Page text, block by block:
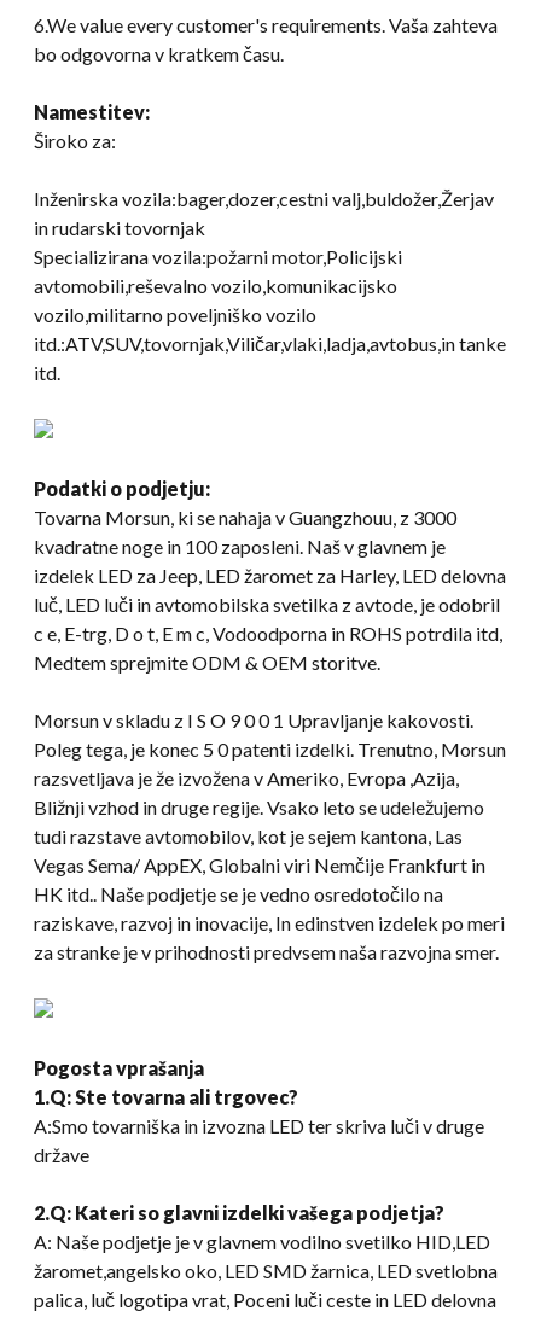
6.We value every customer's requirements . Vaša zahteva
bo odgovorna v kratkem času.
Namestitev:
Široko za:
Inženirska vozila:bager,dozer,cestni valj,buldožer,Žerjav
in rudarski tovornjak
Specializirana vozila:požarni motor,Policijski
avtomobili,reševalno vozilo,komunikacijsko
vozilo,militarno poveljniško vozilo
itd.:ATV,SUV,tovornjak,Viličar,vlaki,ladja,avtobus,in tanke
itd.
Podatki o podjetju:
Tovarna Morsun, ki se nahaja v Guangzhouu, z 3000
kvadratne noge in 100 zaposleni. Naš v glavnem je
izdelek LED za Jeep, LED žaromet za Harley, LED delovna
luč, LED luči in avtomobilska svetilka z avtode, je odobril
c e, E-trg, D o t, E m c, Vodoodporna in ROHS potrdila itd,
Medtem sprejmite ODM & OEM storitve.
Morsun v skladu z I S O 9 0 0 1 Upravljanje kakovosti.
Poleg tega, je konec 5 0 patenti izdelki. Trenutno, Morsun
razsvetljava je že izvožena v Ameriko, Evropa ,Azija,
Bližnji vzhod in druge regije. Vsako leto se udeležujemo
tudi razstave avtomobilov, kot je sejem kantona, Las
Vegas Sema/ AppEX, Globalni viri Nemčije Frankfurt in
HK itd.. Naše podjetje se je vedno osredotočilo na
raziskave, razvoj in inovacije, In edinstven izdelek po meri
za stranke je v prihodnosti predvsem naša razvojna smer.
Pogosta vprašanja
1.Q: Ste tovarna ali trgovec?
A:Smo tovarniška in izvozna LED ter skriva luči v druge
države
2.Q: Kateri so glavni izdelki vašega podjetja?
A: Naše podjetje je v glavnem vodilno svetilko HID,LED
žaromet,angelsko oko, LED SMD žarnica, LED svetlobna
palica, luč logotipa vrat, Poceni luči ceste in LED delovna